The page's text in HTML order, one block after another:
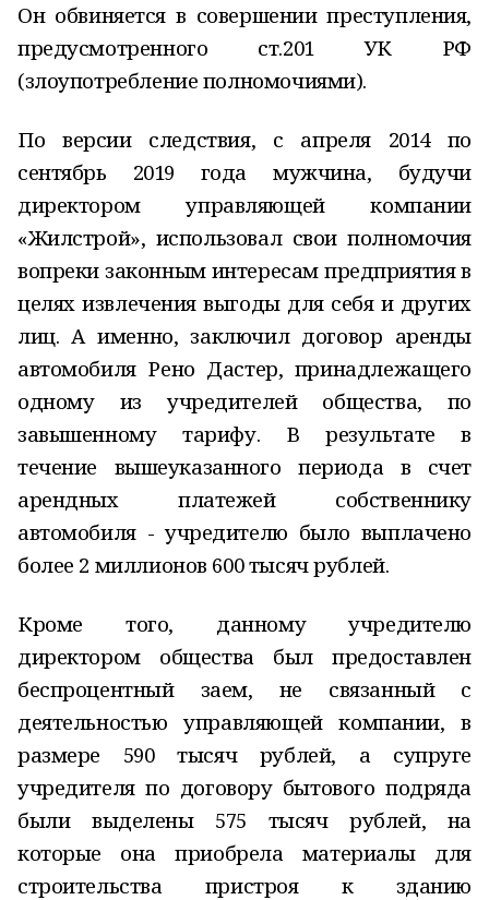
Он обвиняется в совершении преступления,
предусмотренного ст.201 УК РФ
(злоупотребление полномочиями).
По версии следствия, с апреля 2014 по
сентябрь 2019 года мужчина, будучи
директором управляющей компании
«Жилстрой», использовал свои полномочия
вопреки законным интересам предприятия в
целях извлечения выгоды для себя и других
лиц. А именно, заключил договор аренды
автомобиля Рено Дастер, принадлежащего
одному из учредителей общества, по
завышенному тарифу. В результате в
течение вышеуказанного периода в счет
арендных платежей собственнику
автомобиля - учредителю было выплачено
более 2 миллионов 600 тысяч рублей.
Кроме того, данному учредителю
директором общества был предоставлен
беспроцентный заем, не связанный с
деятельностью управляющей компании, в
размере 590 тысяч рублей, а супруге
учредителя по договору бытового подряда
были выделены 575 тысяч рублей, на
которые она приобрела материалы для
строительства пристроя к зданию